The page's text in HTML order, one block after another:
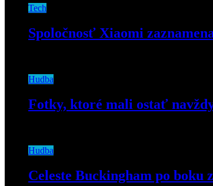
Tech
Spoločnosť Xiaomi
Hudba
Fotky, ktoré mali ostať
Hudba
Celeste Buckingham po boku